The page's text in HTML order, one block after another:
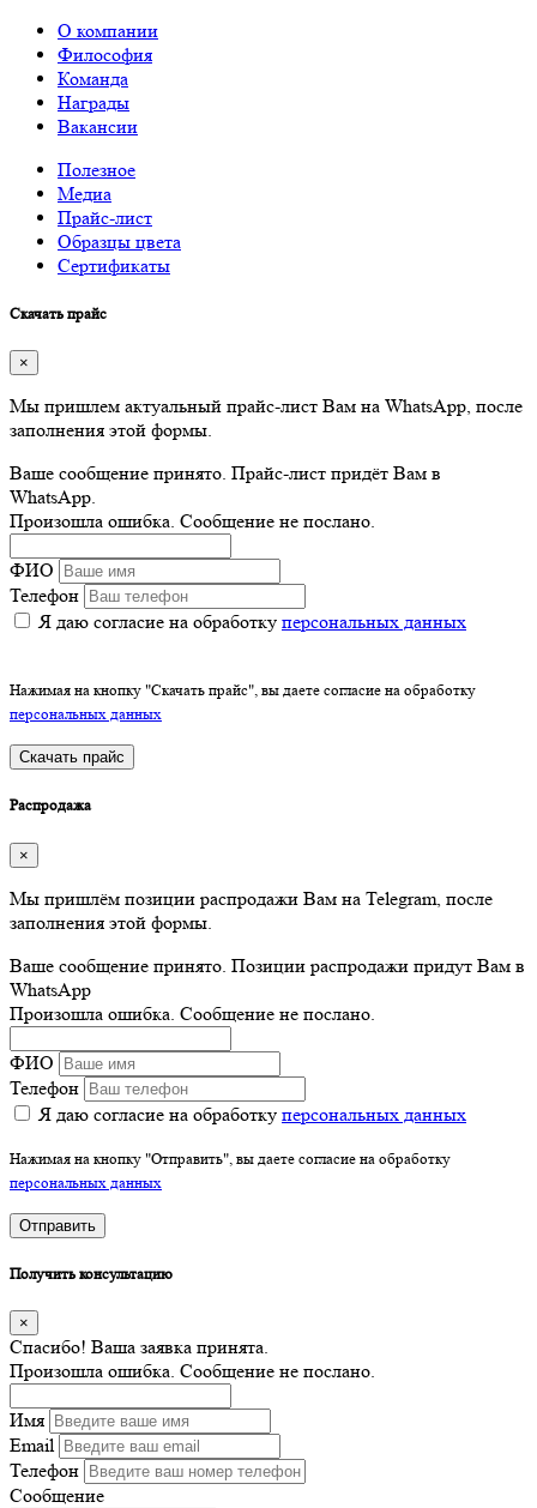
О компании
Философия
Команда
Награды
Вакансии
Полезное
Медиа
Прайс-лист
Образцы цвета
Сертификаты
Скачать прайс
×
Мы пришлем актуальный прайс-лист Вам на WhatsApp, после
заполнения этой формы.
Ваше сообщение принято. Прайс-лист придёт Вам в
WhatsApp.
Произошла ошибка. Сообщение не послано.
ФИО
Телефон
Я даю согласие на обработку персональных данных
Нажимая на кнопку "Скачать прайс", вы даете согласие на обработку
персональных данных
Скачать прайс
Распродажа
×
Мы пришлём позиции распродажи Вам на Telegram, после
заполнения этой формы.
Ваше сообщение принято. Позиции распродажи придут Вам в
WhatsApp
Произошла ошибка. Сообщение не послано.
ФИО
Телефон
Я даю согласие на обработку персональных данных
Нажимая на кнопку "Отправить", вы даете согласие на обработку
персональных данных
Отправить
Получить консультацию
×
Спасибо! Ваша заявка принята.
Произошла ошибка. Сообщение не послано.
Имя
Email
Телефон
Сообщение